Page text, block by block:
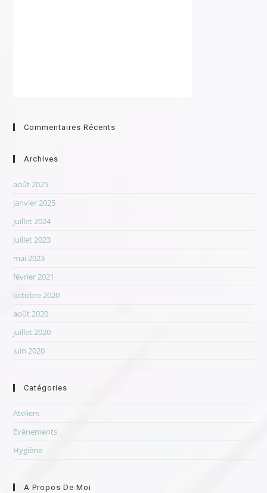
Commentaires Récents
Archives
août 2025
janvier 2025
juillet 2024
juillet 2023
mai 2023
février 2021
octobre 2020
août 2020
juillet 2020
juin 2020
Catégories
Ateliers
Evénements
Hygiène
A Propos De Moi